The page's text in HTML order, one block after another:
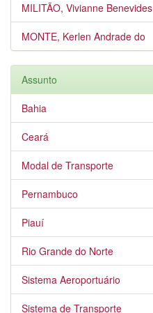
MILITÃO, Vivianne Benevides
MONTE, Kerlen Andrade do
Assunto
Bahia
Ceará
Modal de Transporte
Pernambuco
Piauí
Rio Grande do Norte
Sistema Aeroportuário
Sistema de Transporte